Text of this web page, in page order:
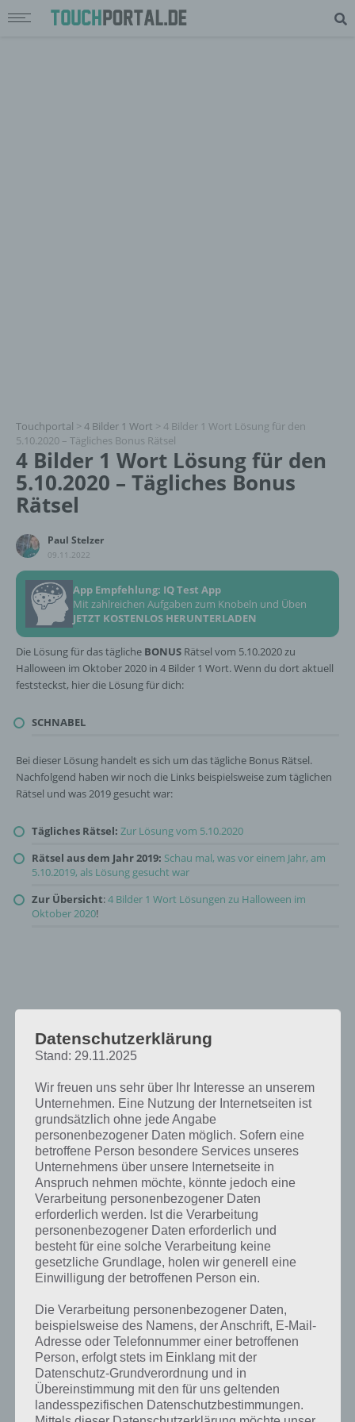
Touchportal > 4 Bilder 1 Wort > 4 Bilder 1 Wort Lösung für den
5.10.2020 – Tägliches Bonus Rätsel
4 Bilder 1 Wort Lösung für den
5.10.2020 – Tägliches Bonus
Rätsel
Paul Stelzer
09.11.2022
App Empfehlung: IQ Test App
Mit zahlreichen Aufgaben zum Knobeln und Üben
JETZT KOSTENLOS HERUNTERLADEN
Die Lösung für das tägliche BONUS Rätsel vom 5.10.2020 zu
Halloween im Oktober 2020 in 4 Bilder 1 Wort. Wenn du dort aktuell
feststeckst, hier die Lösung für dich:
SCHNABEL
Bei dieser Lösung handelt es sich um das tägliche Bonus Rätsel.
Nachfolgend haben wir noch die Links beispielsweise zum täglichen
Rätsel und was 2019 gesucht war:
Tägliches Rätsel: Zur Lösung vom 5.10.2020
Rätsel aus dem Jahr 2019: Schau mal, was vor einem Jahr, am
5.10.2019, als Lösung gesucht war
Zur Übersicht:4 Bilder 1 Wort Lösungen zu Halloween im
Oktober 2020!
Kurze Begriffserklärung zur Lösung
Schnabel
Schnabel ist die Lösung für das tägliche Bonus Rätsel am 5.10.2020 in
4 Bilder 1 Wort, doch welche Bedeutung hat dieses eigentlich und
Datenschutzerklärung
Stand: 29.11.2025
Wir freuen uns sehr über Ihr Interesse an unserem
Unternehmen. Eine Nutzung der Internetseiten ist
grundsätzlich ohne jede Angabe
personenbezogener Daten möglich. Sofern eine
betroffene Person besondere Services unseres
Unternehmens über unsere Internetseite in
Anspruch nehmen möchte, könnte jedoch eine
Verarbeitung personenbezogener Daten
erforderlich werden. Ist die Verarbeitung
personenbezogener Daten erforderlich und
besteht für eine solche Verarbeitung keine
gesetzliche Grundlage, holen wir generell eine
Einwilligung der betroffenen Person ein.
Die Verarbeitung personenbezogener Daten,
beispielsweise des Namens, der Anschrift, E-Mail-
Adresse oder Telefonnummer einer betroffenen
Person, erfolgt stets im Einklang mit der
Datenschutz-Grundverordnung und in
Übereinstimmung mit den für uns geltenden
landesspezifischen Datenschutzbestimmungen.